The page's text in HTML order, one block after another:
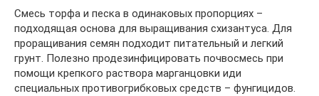
Смесь торфа и песка в одинаковых пропорциях –
подходящая основа для выращивания схизантуса. Для
проращивания семян подходит питательный и легкий
грунт. Полезно продезинфицировать почвосмесь при
помощи крепкого раствора марганцовки иди
специальных противогрибковых средств – фунгицидов.